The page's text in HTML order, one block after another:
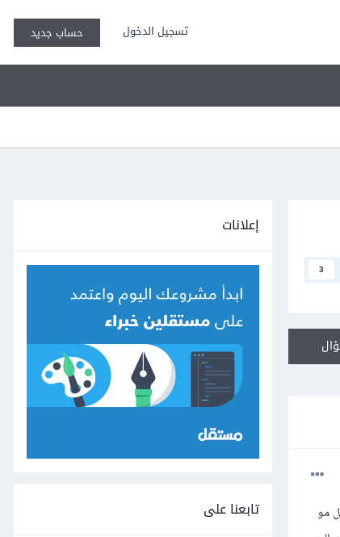
تسجيل الدخول حساب جديد
3
مو
إعلانات
تابعنا على